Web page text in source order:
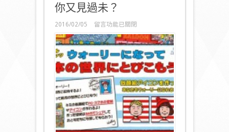
你又見過未？
2016/02/05
在
〈親
自
計
Where’s
Wally！
細
路
版
Mr
Wally
留言功能已關閉